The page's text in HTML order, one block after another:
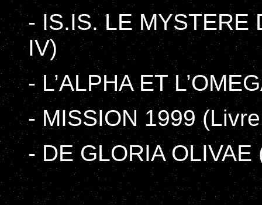
- IS.IS. LE MYSTERE
IV)
- L’ALPHA ET
- MISSION 1999
- DE GLORIA